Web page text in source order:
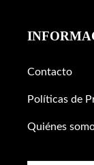
Contacto
Políticas de
Quiénes